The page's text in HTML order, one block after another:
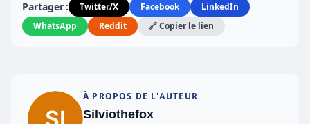
Partager : Twitter/X Facebook
LinkedIn
WhatsApp
Reddit 🔗 Copier le lien
À PROPOS DE L'AUTEUR
Silviothefox